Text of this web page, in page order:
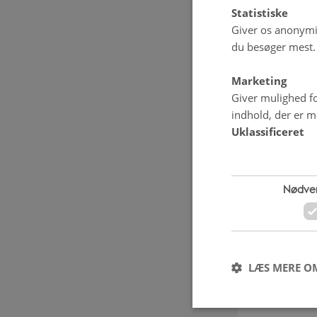
fremtiden
dag.
Samlet set
Hvis der
en
Projektet
Statistiske
Giver os
du besøger mest.
Marketing
Giver mulighed
indhold, der er
Uklassificeret
LÆS MERE